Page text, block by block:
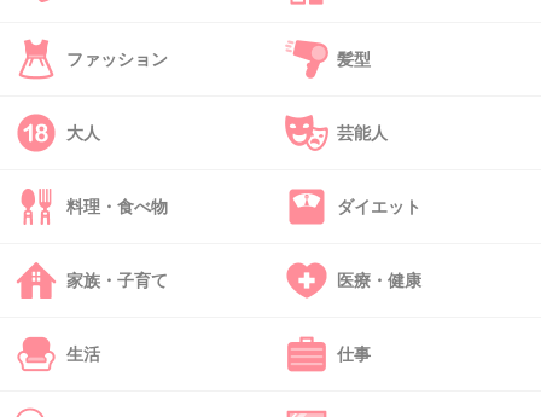
ね。 腹立たしいからテレビから消えて欲しい。
38. 匿名 2016/03/11(金) 11:33:18
ーに同情する気はない。
ファッション 髪型
大人 芸能人
料理・食べ物 ダイエット
家族・子育て 医療・健康
生活 仕事